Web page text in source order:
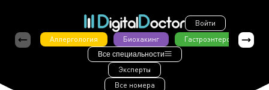
Войти
Аллергология
Биохакинг Гастроэнтерология
Все специальности
Эксперты
Все номера